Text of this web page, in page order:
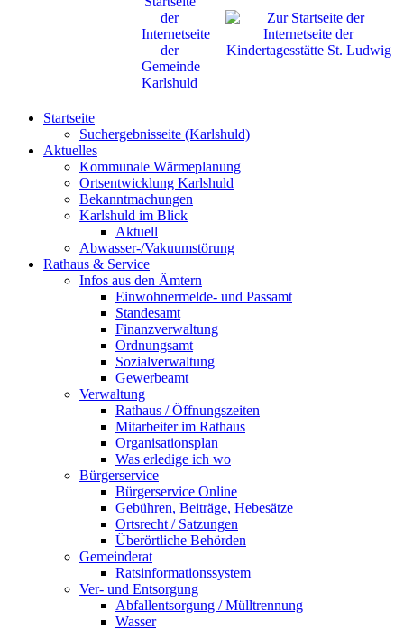
Startseite
Suchergebnisseite (Karlshuld)
Aktuelles
Kommunale Wärmeplanung
Ortsentwicklung Karlshuld
Bekanntmachungen
Karlshuld im Blick
Aktuell
Abwasser-/Vakuumstörung
Rathaus & Service
Infos aus den Ämtern
Einwohnermelde- und Passamt
Standesamt
Finanzverwaltung
Ordnungsamt
Sozialverwaltung
Gewerbeamt
Verwaltung
Rathaus / Öffnungszeiten
Mitarbeiter im Rathaus
Organisationsplan
Was erledige ich wo
Bürgerservice
Bürgerservice Online
Gebühren, Beiträge, Hebesätze
Ortsrecht / Satzungen
Überörtliche Behörden
Gemeinderat
Ratsinformationssystem
Ver- und Entsorgung
Abfallentsorgung / Mülltrennung
Wasser